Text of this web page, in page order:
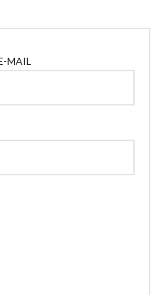
MAIL